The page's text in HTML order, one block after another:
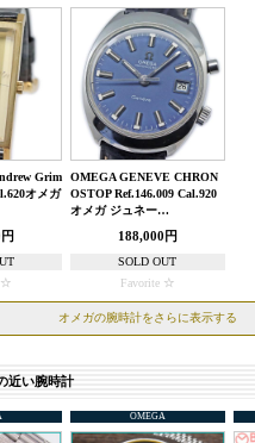
Grim
オメガ
OMEGA GENEVE CHRON
OSTOP Ref.146.009 Cal.920
オメガ ジュネー…
188,000円
SOLD OUT
Favorite
オメガの腕時計をさらに表示する
近い腕時計
OMEGA